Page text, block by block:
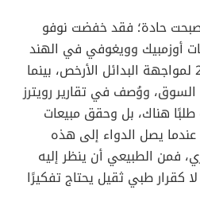
حادة؛ فقد خفضت نوفو
أوزمبيك وويغوفي في الهند
مرة أخرى في مارس 2026 لمواجهة البدائل الأرخص، بينما
ووُصف في تقارير رويترز
طلبًا هناك، بل وحقق مبيعات
يصل الدواء إلى هذه
فمن الطبيعي أن ينظر إليه
كقرار طبي ثقيل يحتاج تفكيرًا